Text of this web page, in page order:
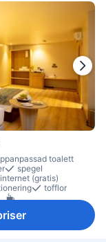
toalett
spegel
(gratis)
tofflor
kaffe-/tekokare